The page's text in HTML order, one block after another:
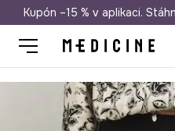
Doprava zdarma při
Kupón –15 % v aplikaci.